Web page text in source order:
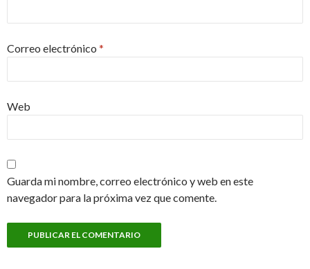
Correo electrónico *
Web
Guarda mi nombre, correo electrónico y web en este
navegador para la próxima vez que comente.